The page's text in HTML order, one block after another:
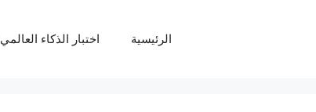
الرئيسية اختبار الذكاء العالمي IQ